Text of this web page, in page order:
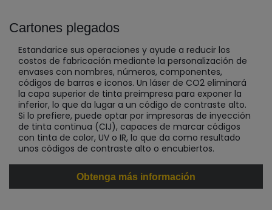
Cartones plegados
Estandarice sus operaciones y ayude a reducir los
costos de fabricación mediante la personalización de
envases con nombres, números, componentes,
códigos de barras e iconos. Un láser de CO2 eliminará
la capa superior de tinta preimpresa para exponer la
inferior, lo que da lugar a un código de contraste alto.
Si lo prefiere, puede optar por impresoras de inyección
de tinta continua (CIJ), capaces de marcar códigos
con tinta de color, UV o IR, lo que da como resultado
unos códigos de contraste alto o encubiertos.
Obtenga más información